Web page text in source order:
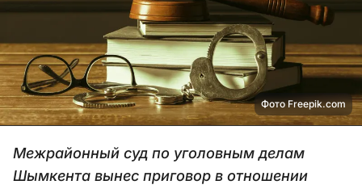
Фото Freepik.com
Межрайонный суд по уголовным делам
Шымкента вынес приговор в отношении